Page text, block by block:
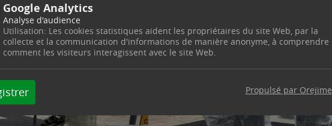
Google Analytics
Analyse d'audience
Utilisation: Les cookies statistiques aident les propriétaires du site Web, par la
collecte et la communication d'informations de manière anonyme, à comprendre
comment les visiteurs interagissent avec le site Web.
Propulsé par Orejime